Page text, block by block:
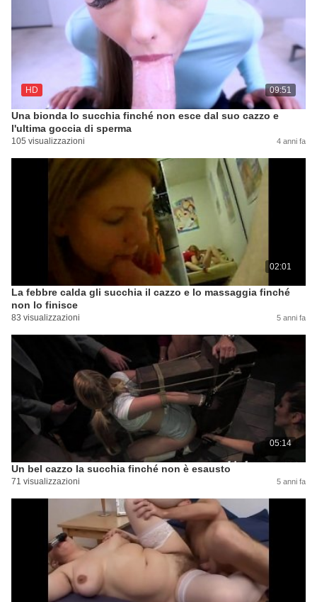
HD 09:51
Una bionda lo succhia finché non esce dal suo cazzo e
l'ultima goccia di sperma
105 visualizzazioni 4 anni fa
02:01
La febbre calda gli succhia il cazzo e lo massaggia finché
non lo finisce
83 visualizzazioni 5 anni fa
05:14
Un bel cazzo la succhia finché non è esausto
71 visualizzazioni 5 anni fa